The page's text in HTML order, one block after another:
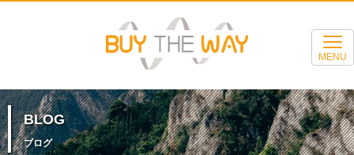
MENU
BLOG
ブログ